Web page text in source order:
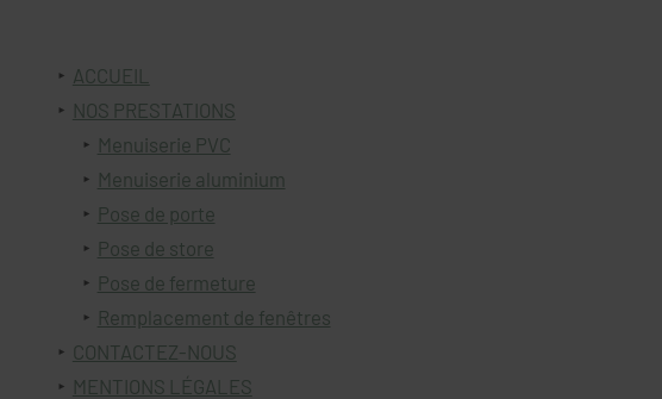
ACCUEIL
NOS PRESTATIONS
Menuiserie PVC
Menuiserie aluminium
Pose de porte
Pose de store
Pose de fermeture
Remplacement de fenêtres
CONTACTEZ-NOUS
MENTIONS LÉGALES